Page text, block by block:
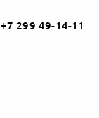
+7 299 49-14-11